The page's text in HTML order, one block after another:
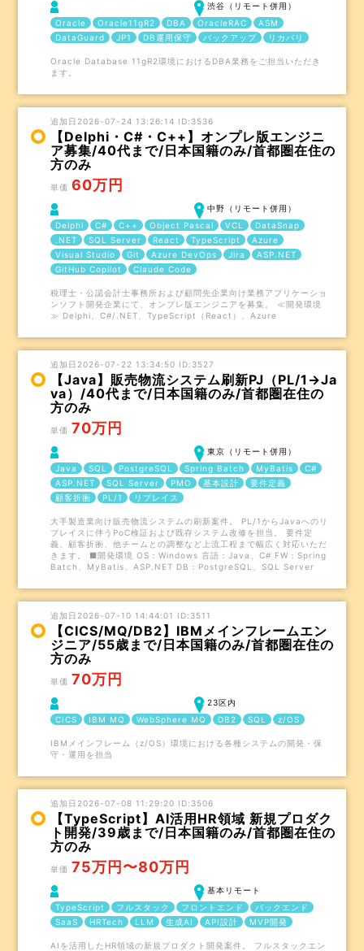
渋谷（リモート併用）
Oracle
Oracle11gR2 DBA OracleRAC
ASM
DataGuard
JP1 DB運用保守 バックアップ リカバリ
Oracle Database 11gR2環境におけるDBA業務をご担当いただき
ます。
追加日2026-07-24 13:26:14 ID:3536
【Delphi・C#・C++】オンプレ版エンジニ
ア募集/40代まで/日本国籍のみ/首都圏在住の
方のみ
単価 60万円
中野（リモート併用）
Delphi
C# C++ Object Pascal VCL
DataSnap
.NET
SQL Server React TypeScript
Azure
Visual Studio
Git Azure DevOps Jira
ASP.NET
GitHub Copilot
Claude Code
税理士・公認会計士事務所および顧問先企業向け業務アプリケーショ
ンソフト開発企業にて、オンプレ版エンジニアを募集。 ≪開発環境
≫ Delphi、C#/.NET、TypeScript（React）、Azure
追加日2026-07-22 13:34:50 ID:3527
【Java】販売物流システム刷新PJ（PL/1→Ja
va）/40代まで/日本国籍のみ/首都圏在住の
方のみ
単価 70万円
東京（リモート併用）
Java
SQL PostgreSQL Spring Batch MyBatis
C#
ASP.NET
SQL Server PMO 基本設計
要件定義
顧客折衝
PL/1 リプレイス
大手製造業向け販売物流システムの刷新案件。 PL/1からJavaへのリ
プレイスに伴うPoC検証および既存システム改修を担当。 要件定
義、顧客折衝、他チームとの調整など上流工程まで幅広く対応いただ
きます。 ■開発環境 OS：Windows 言語：Java、C# FW：Spring
Batch、MyBatis、ASP.NET DB：PostgreSQL、SQL Server
追加日2026-07-10 14:44:01 ID:3511
【CICS/MQ/DB2】IBMメインフレームエン
ジニア/55歳まで/日本国籍のみ/首都圏在住の
方のみ
単価 70万円
23区内
CICS
IBM MQ WebSphere MQ DB2 SQL z/OS
IBMメインフレーム（z/OS）環境における各種システムの開発・保
守・運用を担当
追加日2026-07-08 11:29:20 ID:3506
【TypeScript】AI活用HR領域 新規プロダク
ト開発/39歳まで/日本国籍のみ/首都圏在住の
方のみ
単価 75万円〜80万円
基本リモート
TypeScript
フルスタック フロントエンド
バックエンド
SaaS
HRTech LLM 生成AI API設計 MVP開発
AIを活用したHR領域の新規プロダクト開発案件。 フルスタックエン